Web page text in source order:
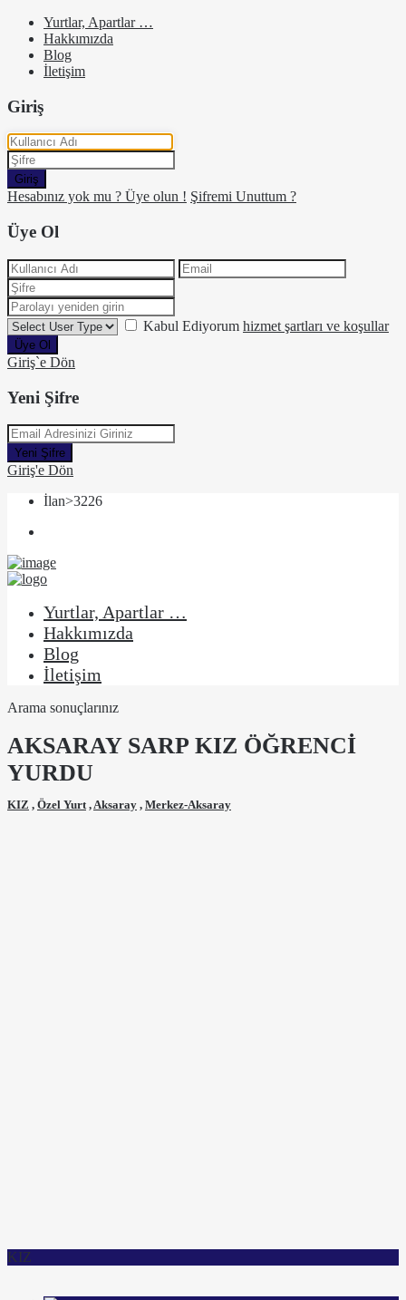
Yurtlar, Apartlar …
Hakkımızda
Blog
İletişim
Giriş
Giriş
Hesabınız yok mu ? Üye olun ! Şifremi Unuttum ?
Üye Ol
Kabul Ediyorum hizmet şartları ve koşullar
Üye Ol
Giriş`e Dön
Yeni Şifre
Yeni Şifre
Giriş'e Dön
İlan>3226
Yurtlar, Apartlar …
Hakkımızda
Blog
İletişim
Arama sonuçlarınız
AKSARAY SARP KIZ ÖĞRENCİ
YURDU
KIZ , Özel Yurt , Aksaray , Merkez-Aksaray
KIZ